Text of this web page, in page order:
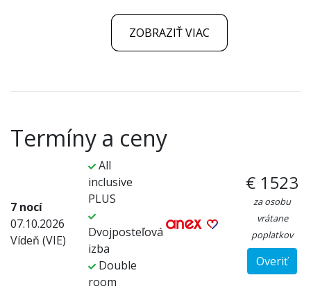
ZOBRAZIŤ VIAC
Termíny a ceny
7 nocí
07.10.2026
Vídeň (VIE)
All
inclusive
PLUS
Dvojposteľová
izba
Double
room
€ 1523
za osobu
vrátane
poplatkov
Overiť